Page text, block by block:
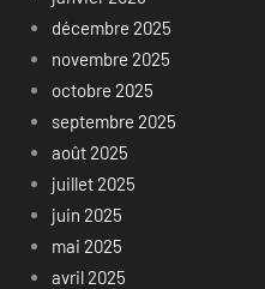
décembre 2025
novembre 2025
octobre 2025
septembre 2025
août 2025
juillet 2025
juin 2025
mai 2025
avril 2025